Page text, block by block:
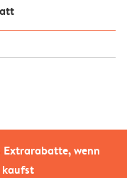
wenn
kaufst